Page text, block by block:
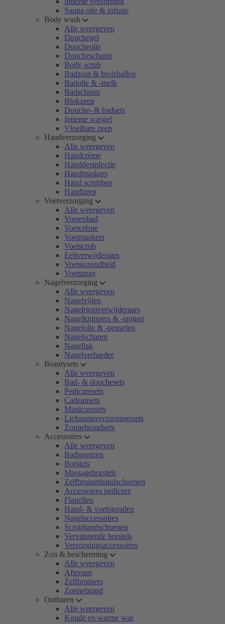
Sauna olie & infusie
Body wash
Alle weergeven
Douchegel
Doucheolie
Doucheschuim
Body scrub
Badzout & bruisballen
Badolie & -melk
Badschuim
Blokzeep
Douche- & badsets
Intieme wasgel
Vloeibare zeep
Handverzorging
Alle weergeven
Handcrème
Handdesinfectie
Handmaskers
Hand scrubben
Handzeep
Voetverzorging
Alle weergeven
Voetenbad
Voetcrème
Voetmaskers
Voetscrub
Eeltverwijderaars
Voetgezondheid
Voetspray
Nagelverzorging
Alle weergeven
Nagelvijlen
Nagelriemverwijderaars
Nagelknippers & -tangen
Nagelolie & -penselen
Nagelscharen
Nagellak
Nagelverharder
Beautysets
Alle weergeven
Bad- & douchesets
Pedicuresets
Cadeausets
Manicuresets
Lichaamsverzorgingssets
Zonnebrandsets
Accessoires
Alle weergeven
Badsponzen
Borstels
Massageborstels
Zelfbruinerhandschoenen
Accessoires pedicure
Flanellen
Hand- & voetsieraden
Nagelaccessoires
Scrubhandschoenen
Vervangende borstels
Verzorgingsaccessoires
Zon & bescherming
Alle weergeven
Aftersun
Zelfbruiners
Zonnebrand
Ontharen
Alle weergeven
Koude en warme was